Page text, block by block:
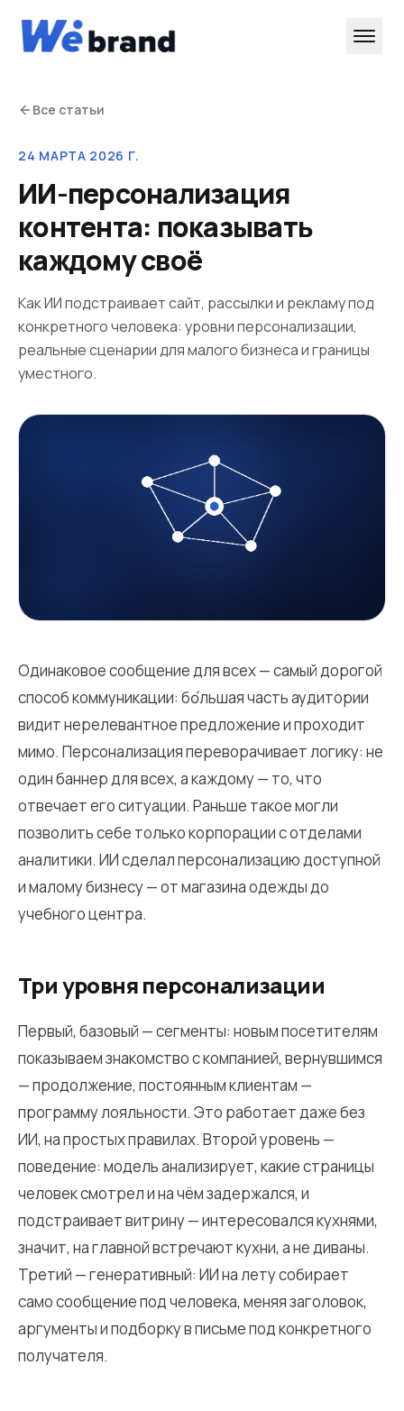
Все статьи
24 МАРТА 2026 Г.
ИИ-персонализация
контента: показывать
каждому своё
Как ИИ подстраивает сайт, рассылки и рекламу под
конкретного человека: уровни персонализации,
реальные сценарии для малого бизнеса и границы
уместного.
Одинаковое сообщение для всех — самый дорогой
способ коммуникации: бо́льшая часть аудитории
видит нерелевантное предложение и проходит
мимо. Персонализация переворачивает логику: не
один баннер для всех, а каждому — то, что
отвечает его ситуации. Раньше такое могли
позволить себе только корпорации с отделами
аналитики. ИИ сделал персонализацию доступной
и малому бизнесу — от магазина одежды до
учебного центра.
Три уровня персонализации
Первый, базовый — сегменты: новым посетителям
показываем знакомство с компанией, вернувшимся
— продолжение, постоянным клиентам —
программу лояльности. Это работает даже без
ИИ, на простых правилах. Второй уровень —
поведение: модель анализирует, какие страницы
человек смотрел и на чём задержался, и
подстраивает витрину — интересовался кухнями,
значит, на главной встречают кухни, а не диваны.
Третий — генеративный: ИИ на лету собирает
само сообщение под человека, меняя заголовок,
аргументы и подборку в письме под конкретного
получателя.